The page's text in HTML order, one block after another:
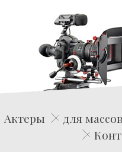
Актеры для